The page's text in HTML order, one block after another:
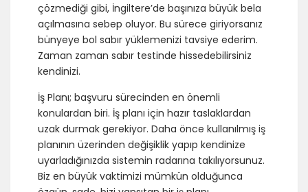
çözmediği gibi, İngiltere’de başınıza büyük bela
açılmasına sebep oluyor. Bu sürece giriyorsanız
bünyeye bol sabır yüklemenizi tavsiye ederim.
Zaman zaman sabır testinde hissedebilirsiniz
kendinizi.
İş Planı; başvuru sürecinden en önemli
konulardan biri. İş planı için hazır taslaklardan
uzak durmak gerekiyor. Daha önce kullanılmış iş
planının üzerinden değişiklik yapıp kendinize
uyarladığınızda sistemin radarına takılıyorsunuz.
Biz en büyük vaktimizi mümkün olduğunca